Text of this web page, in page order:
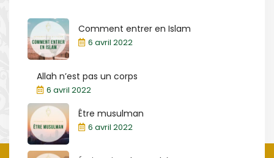
Comment entrer en Islam
6 avril 2022
Allah n’est pas un corps
6 avril 2022
Être musulman
6 avril 2022